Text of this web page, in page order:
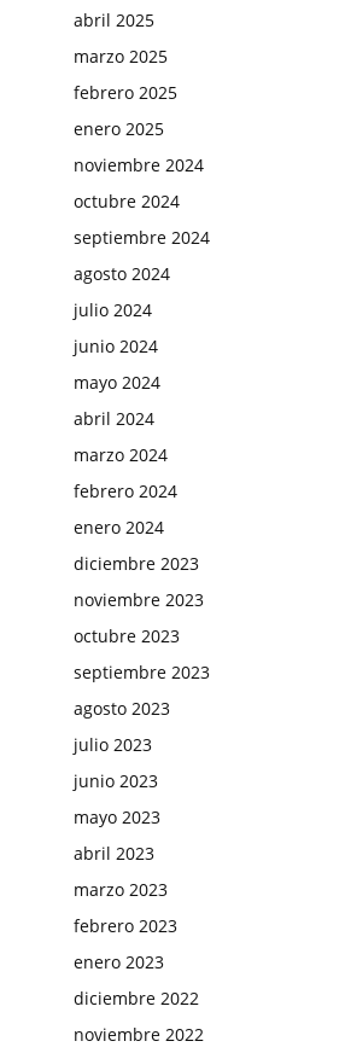
abril 2025
marzo 2025
febrero 2025
enero 2025
noviembre 2024
octubre 2024
septiembre 2024
agosto 2024
julio 2024
junio 2024
mayo 2024
abril 2024
marzo 2024
febrero 2024
enero 2024
diciembre 2023
noviembre 2023
octubre 2023
septiembre 2023
agosto 2023
julio 2023
junio 2023
mayo 2023
abril 2023
marzo 2023
febrero 2023
enero 2023
diciembre 2022
noviembre 2022